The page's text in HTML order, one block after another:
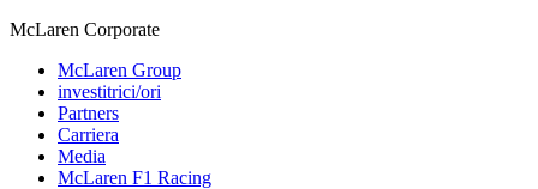
McLaren Corporate
McLaren Group
investitrici/ori
Partners
Carriera
Media
McLaren F1 Racing